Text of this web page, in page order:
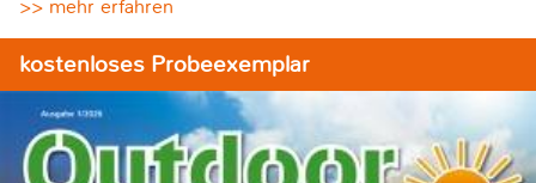
>> mehr erfahren
kostenloses Probeexemplar